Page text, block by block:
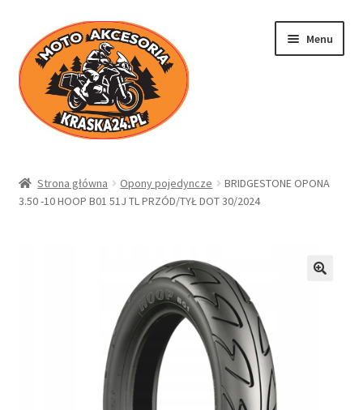
Przejdź
do
nawigacji
Przejdź
do
treści
Menu
Sklep
Polityka prywatności
Strona główna Opony pojedyncze
BRIDGESTONE OPONA
3.50 -10 HOOP B01 51J TL PRZÓD/TYŁ DOT 30/2024